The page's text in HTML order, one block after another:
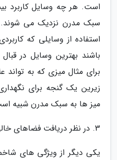
است. هر چه وسایل کاربرد
سبک مدرن نزدیک می شوند.
استفاده از وسایلی که
باشند بهترین وسایل در
برای مثال میزی که به تواند
زیرین یک گنجه برای
میز ها به سبک مدرن شبیه
3. در نظر دریافت فضاهای خالی دکوراسیون منزل
یکی دیگر از ویژگی های